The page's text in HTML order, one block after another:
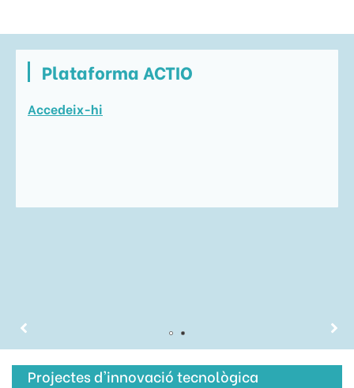
Plataforma ACTIO
Accedeix-hi
Projectes d'innovació tecnològica